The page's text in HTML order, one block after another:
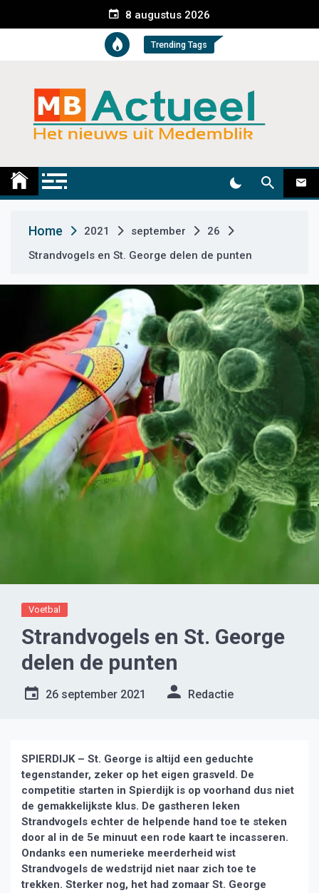
e
t
8 augustus 2026
Trending Tags
Medemblik Actueel
Home 2021 september
26
Strandvogels en St. George delen de punten
Voetbal
Strandvogels en St. George
delen de punten
26 september 2021 Redactie
SPIERDIJK – St. George is altijd een geduchte
tegenstander, zeker op het eigen grasveld. De
competitie starten in Spierdijk is op voorhand dus niet
de gemakkelijkste klus. De gastheren leken
Strandvogels echter de helpende hand toe te steken
door al in de 5e minuut een rode kaart te incasseren.
Ondanks een numerieke meerderheid wist
Strandvogels de wedstrijd niet naar zich toe te
trekken. Sterker nog, het had zomaar St. George